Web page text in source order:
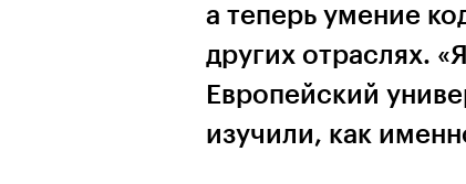
а теперь умение
других отраслях.
Европейский
изучили, как